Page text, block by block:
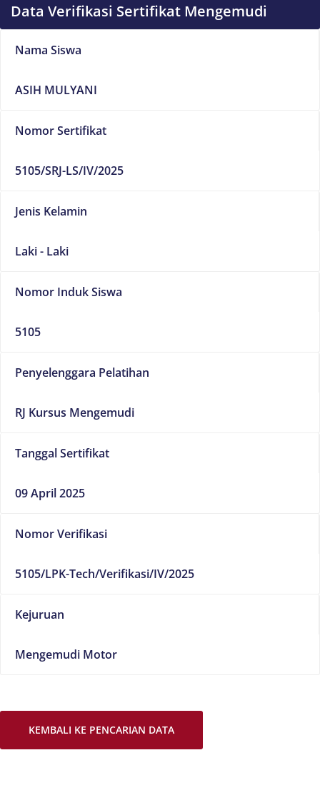
Data Verifikasi Sertifikat Mengemudi
Nama Siswa
ASIH MULYANI
Nomor Sertifikat
5105/SRJ-LS/IV/2025
Jenis Kelamin
Laki - Laki
Nomor Induk Siswa
5105
Penyelenggara Pelatihan
RJ Kursus Mengemudi
Tanggal Sertifikat
09 April 2025
Nomor Verifikasi
5105/LPK-Tech/Verifikasi/IV/2025
Kejuruan
Mengemudi Motor
KEMBALI KE PENCARIAN DATA